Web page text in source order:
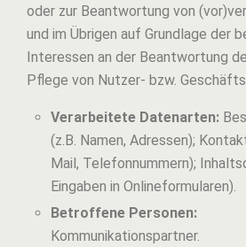
oder zur Beantwortung von
und im Übrigen auf Grundlage der
Interessen an der Beantwortung
Pflege von Nutzer- bzw.
Verarbeitete Datenarten:
(z.B. Namen, Adressen);
Mail, Telefonnummern);
Eingaben in Onlineformularen).
Betroffene Personen:
Kommunikationspartner.